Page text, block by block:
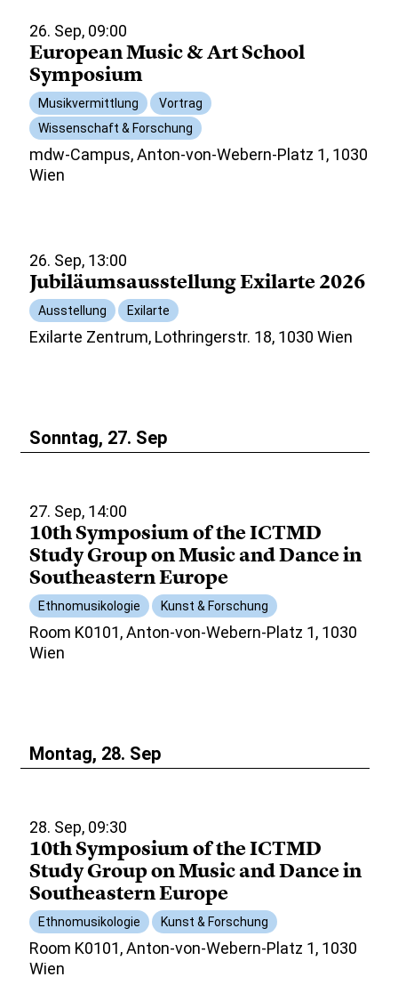
26. Sep, 09:00
European Music & Art School
Symposium
Musikvermittlung
Vortrag
Wissenschaft & Forschung
mdw-Campus, Anton-von-Webern-Platz 1, 1030
Wien
26. Sep, 13:00
Jubiläumsausstellung Exilarte 2026
Ausstellung Exilarte
Exilarte Zentrum, Lothringerstr. 18, 1030 Wien
Sonntag, 27. Sep
27. Sep, 14:00
10th Symposium of the ICTMD
Study Group on Music and Dance in
Southeastern Europe
Ethnomusikologie Kunst & Forschung
Room K0101, Anton-von-Webern-Platz 1, 1030
Wien
Montag, 28. Sep
28. Sep, 09:30
10th Symposium of the ICTMD
Study Group on Music and Dance in
Southeastern Europe
Ethnomusikologie Kunst & Forschung
Room K0101, Anton-von-Webern-Platz 1, 1030
Wien